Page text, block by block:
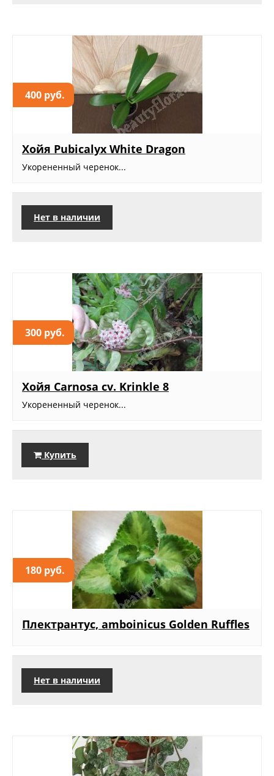
400 руб.
Хойя Рubicalyx White Dragon
Укорененный черенок...
Нет в наличии
300 руб.
Хойя Carnosa cv. Krinkle 8
Укорененный черенок...
Купить
180 руб.
Плектрантус, amboinicus Golden Ruffles
Нет в наличии